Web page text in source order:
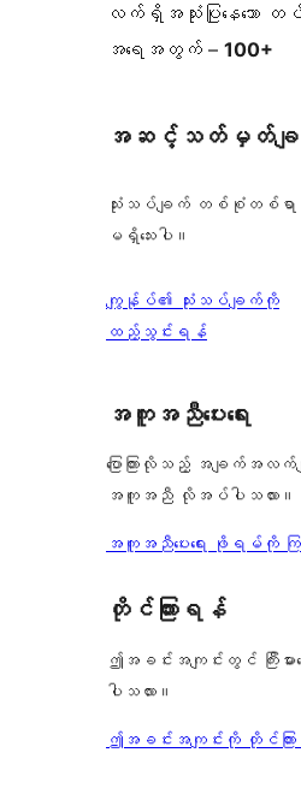
လက်ရှိအသုံးပြုနေသော
အရေအတွက် – 100+
အဆင့်သတ်မှတ်ချက်
သုံးသပ်ချက် တစ်စုံတစ်ရာ တ
မရှိသေးပါ။
ကျွန်ုပ်၏ သုံးသပ်ချက်ကို
ထည့်သွင်းရန်
အကူအညီပေးရေး
ပြောကြားလိုသည့် အချက်အလက်မ
အကူအညီ လိုအပ်ပါသလား။
အကူအညီပေးရေး ဖိုရမ်ကို
တိုင်ကြားရန်
ဤအခင်းအကျင်းတွင် ကြီးမားသ
ပါသလား။
ဤအခင်းအကျင်းကို တိုင်ကြာ